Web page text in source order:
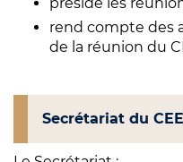
rend compte des
de la réunion du
Secrétariat du